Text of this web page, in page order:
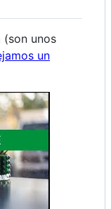
(son unos
un